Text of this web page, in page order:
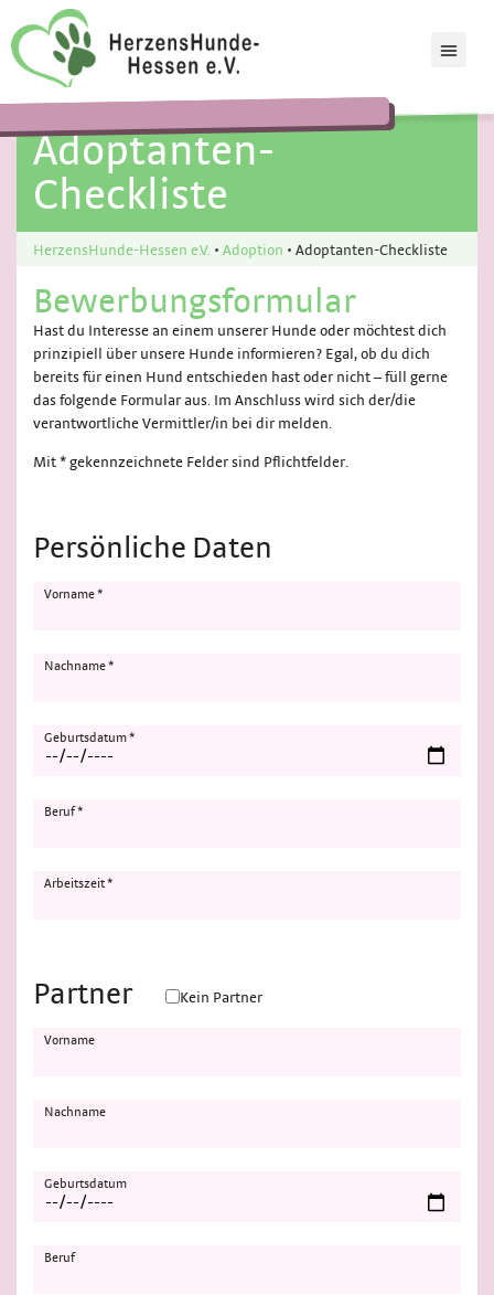
Adoptanten-
Checkliste
HerzensHunde-Hessen e.V. • Adoption • Adoptanten-Checkliste
Bewerbungsformular
Hast du Interesse an einem unserer Hunde oder möchtest dich
prinzipiell über unsere Hunde informieren? Egal, ob du dich
bereits für einen Hund entschieden hast oder nicht – füll gerne
das folgende Formular aus. Im Anschluss wird sich der/die
verantwortliche Vermittler/in bei dir melden.
Mit * gekennzeichnete Felder sind Pflichtfelder.
Persönliche Daten
Vorname *
Nachname *
Geburtsdatum *
Beruf *
Arbeitszeit *
Partner Kein Partner
Vorname
Nachname
Geburtsdatum
Beruf